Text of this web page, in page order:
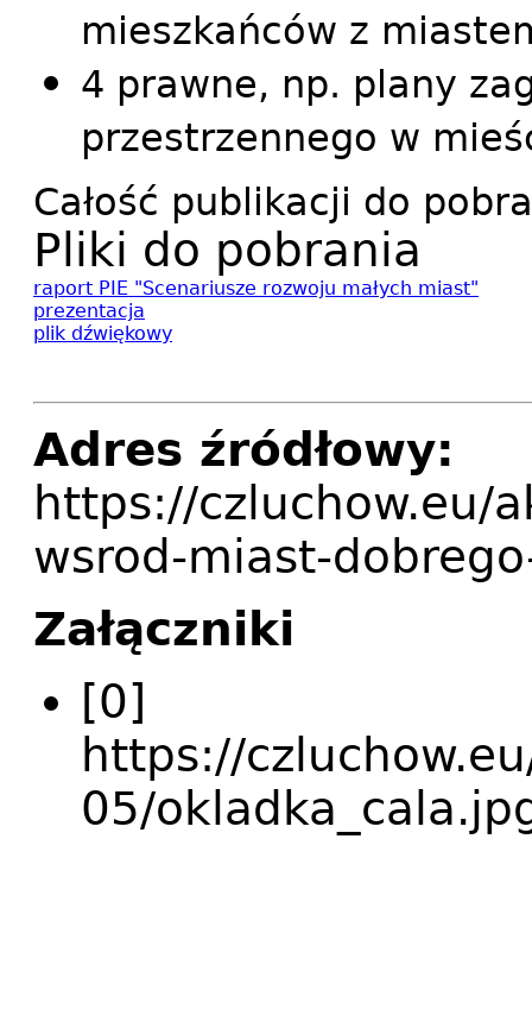
mieszkańców z
4 prawne, np. plany
przestrzennego w
Całość publikacji do
Pliki do pobrania
raport PIE "Scenariusze rozwoju małych miast"
prezentacja
plik dźwiękowy
Adres źródłowy:
https://czluchow.eu/
wsrod-miast-
Załączniki
[0]
https://
05/